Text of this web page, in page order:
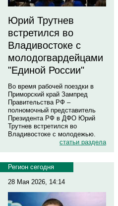
Юрий Трутнев
встретился во
Владивостоке с
молодогвардейцами
"Единой России"
Во время рабочей поездки в
Приморский край Зампред
Правительства РФ –
полномочный представитель
Президента РФ в ДФО Юрий
Трутнев встретился во
Владивостоке с молодежью.
статьи раздела
Регион сегодня
28 Мая 2026, 14:14